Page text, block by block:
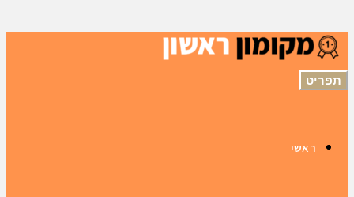
תפריט
ראשי